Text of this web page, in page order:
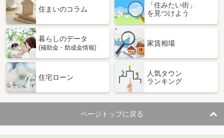
住まいのコラム
「住みたい街」
を見つけよう
暮らしのデータ
(補助金・助成金情報)
家賃相場
住宅ローン
人気タウン
ランキング
ページトップに戻る